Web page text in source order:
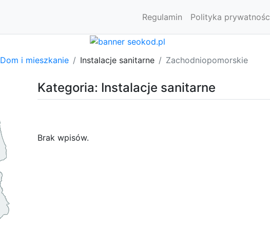
Regulamin Polityka prywatnośc
Dom i mieszkanie Instalacje sanitarne Zachodniopomorskie
Kategoria: Instalacje sanitarne
Brak wpisów.